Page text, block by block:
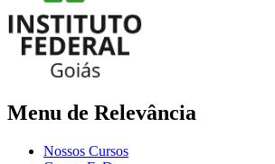
Menu de Relevância
Nossos Cursos